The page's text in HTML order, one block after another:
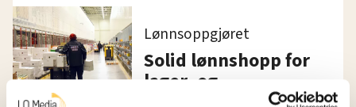
Lønnsoppgjøret
Solid lønnshopp for
lager- og